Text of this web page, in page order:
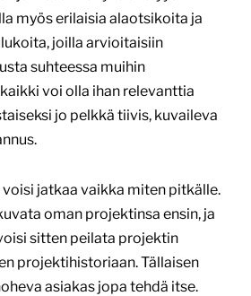
myös erilaisia alaotsikoita ja
joilla arvioitaisiin
suhteessa muihin
voi olla ihan relevanttia
jo pelkkä tiivis, kuvaileva
jatkaa vaikka miten pitkälle.
oman projektinsa ensin, ja
sitten peilata projektin
projektihistoriaan. Tällaisen
asiakas jopa tehdä itse.